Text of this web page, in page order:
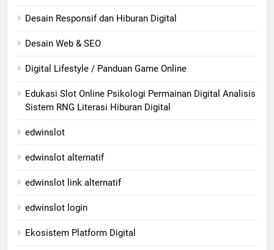
Desain Responsif dan Hiburan Digital
Desain Web & SEO
Digital Lifestyle / Panduan Game Online
Edukasi Slot Online Psikologi Permainan Digital Analisis
Sistem RNG Literasi Hiburan Digital
edwinslot
edwinslot alternatif
edwinslot link alternatif
edwinslot login
Ekosistem Platform Digital